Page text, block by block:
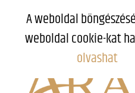
A weboldal
weboldal cookie-kat
olvashat